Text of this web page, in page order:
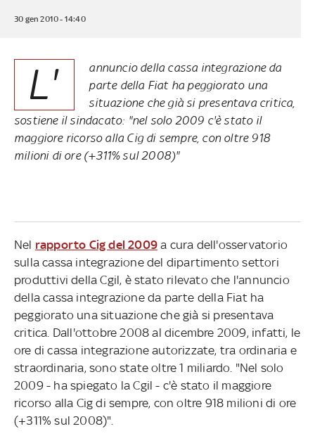
30 gen 2010 - 14:40
L'
annuncio della cassa integrazione da
parte della Fiat ha peggiorato una
situazione che già si presentava critica,
sostiene il sindacato: "nel solo 2009 c'è stato il
maggiore ricorso alla Cig di sempre, con oltre 918
milioni di ore (+311% sul 2008)"
Nel rapporto Cig del 2009 a cura dell'osservatorio
sulla cassa integrazione del dipartimento settori
produttivi della Cgil, è stato rilevato che l'annuncio
della cassa integrazione da parte della Fiat ha
peggiorato una situazione che già si presentava
critica. Dall'ottobre 2008 al dicembre 2009, infatti, le
ore di cassa integrazione autorizzate, tra ordinaria e
straordinaria, sono state oltre 1 miliardo. "Nel solo
2009 - ha spiegato la Cgil - c'è stato il maggiore
ricorso alla Cig di sempre, con oltre 918 milioni di ore
(+311% sul 2008)".